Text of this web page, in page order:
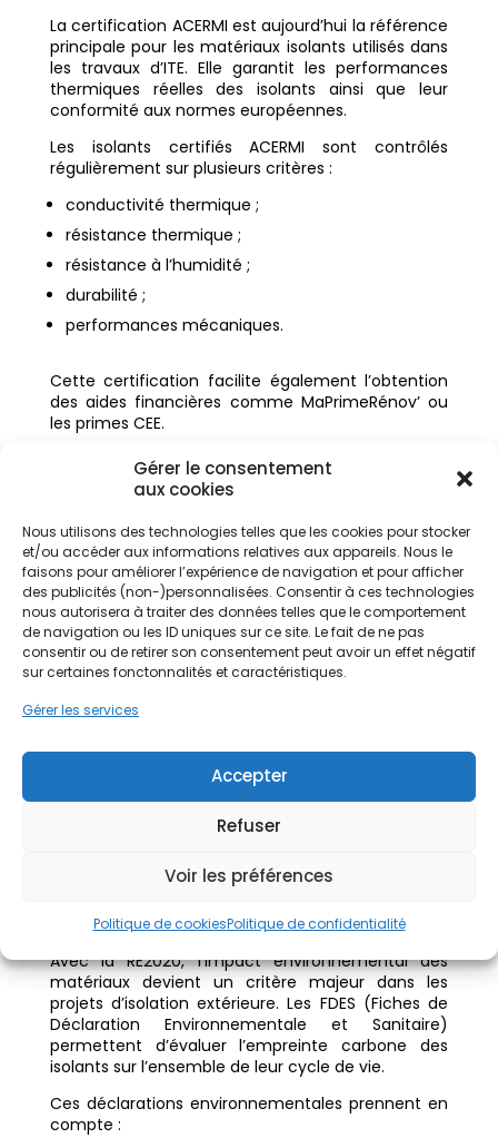
Gérer le consentement
aux cookies
Nous utilisons des technologies telles que les cookies pour stocker
et/ou accéder aux informations relatives aux appareils. Nous le
faisons pour améliorer l’expérience de navigation et pour afficher
des publicités (non-)personnalisées. Consentir à ces technologies
nous autorisera à traiter des données telles que le comportement
de navigation ou les ID uniques sur ce site. Le fait de ne pas
consentir ou de retirer son consentement peut avoir un effet négatif
sur certaines fonctonnalités et caractéristiques.
Gérer les services
Accepter
Refuser
Voir les préférences
Politique de cookiesPolitique de confidentialité
La certification ACERMI est aujourd’hui la référence
principale pour les matériaux isolants utilisés dans
les travaux d’ITE. Elle garantit les performances
thermiques réelles des isolants ainsi que leur
conformité aux normes européennes.
Les isolants certifiés ACERMI sont contrôlés
régulièrement sur plusieurs critères :
conductivité thermique ;
résistance thermique ;
résistance à l’humidité ;
durabilité ;
performances mécaniques.
Cette certification facilite également l’obtention
des aides financières comme MaPrimeRénov’ ou
les primes CEE.
Certification CSTB
Le CSTB (Centre Scientifique et Technique du
Bâtiment) vérifie la conformité technique des
matériaux. En même temps, les systèmes
d’isolation utilisés dans le bâtiment. Cette
certification garantit la qualité, la sécurité et la
durabilité des procédés d’ITE face aux intempéries
et au vieillissement des façades.
Label RGE
En 2026, faire appel à une entreprise certifiée RGE
indispensable pour bénéficier des aides à la
rénovation énergétique. Ce label atteste des
compétences techniques de l’entreprise dans les
environnemental des
matériaux isolants
Avec la RE2020, l’impact environnemental des
matériaux devient un critère majeur dans les
projets d’isolation extérieure. Les FDES (Fiches de
Déclaration Environnementale et Sanitaire)
permettent d’évaluer l’empreinte carbone des
isolants sur l’ensemble de leur cycle de vie.
Ces déclarations environnementales prennent en
compte :